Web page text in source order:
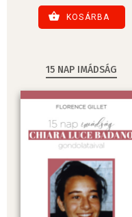
KOSÁRBA
15 NAP IMÁDSÁG